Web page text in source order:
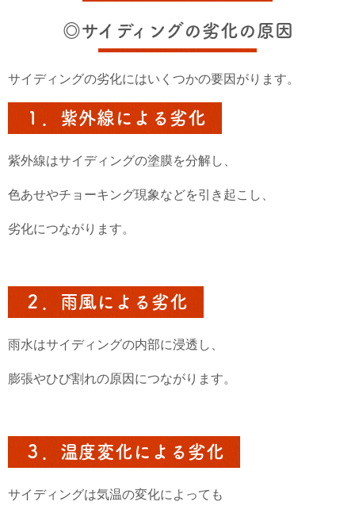
◎サイディングの劣化の原因
サイディングの劣化にはいくつかの要因がります。
１．紫外線による劣化
紫外線はサイディングの塗膜を分解し、
色あせやチョーキング現象などを引き起こし、
劣化につながります。
２．雨風による劣化
雨水はサイディングの内部に浸透し、
膨張やひび割れの原因につながります。
３．温度変化による劣化
サイディングは気温の変化によっても